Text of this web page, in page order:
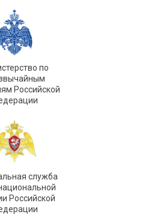
по
Российской
служба
Российской